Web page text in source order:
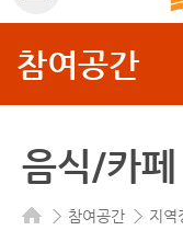
참여공간
음식/카페
참여공간 지역